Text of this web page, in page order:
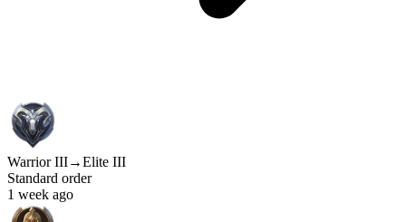
Warrior III→Elite III
Standard order
1 week ago